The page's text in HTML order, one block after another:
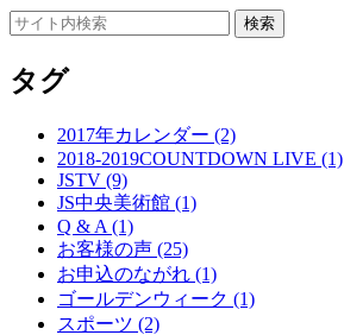
タグ
2017年カレンダー (2)
2018-2019COUNTDOWN LIVE (1)
JSTV (9)
JS中央美術館 (1)
Q & A (1)
お客様の声 (25)
お申込のながれ (1)
ゴールデンウィーク (1)
スポーツ (2)